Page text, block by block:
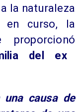
la naturaleza
en curso, la
proporcionó
del ex
una causa de